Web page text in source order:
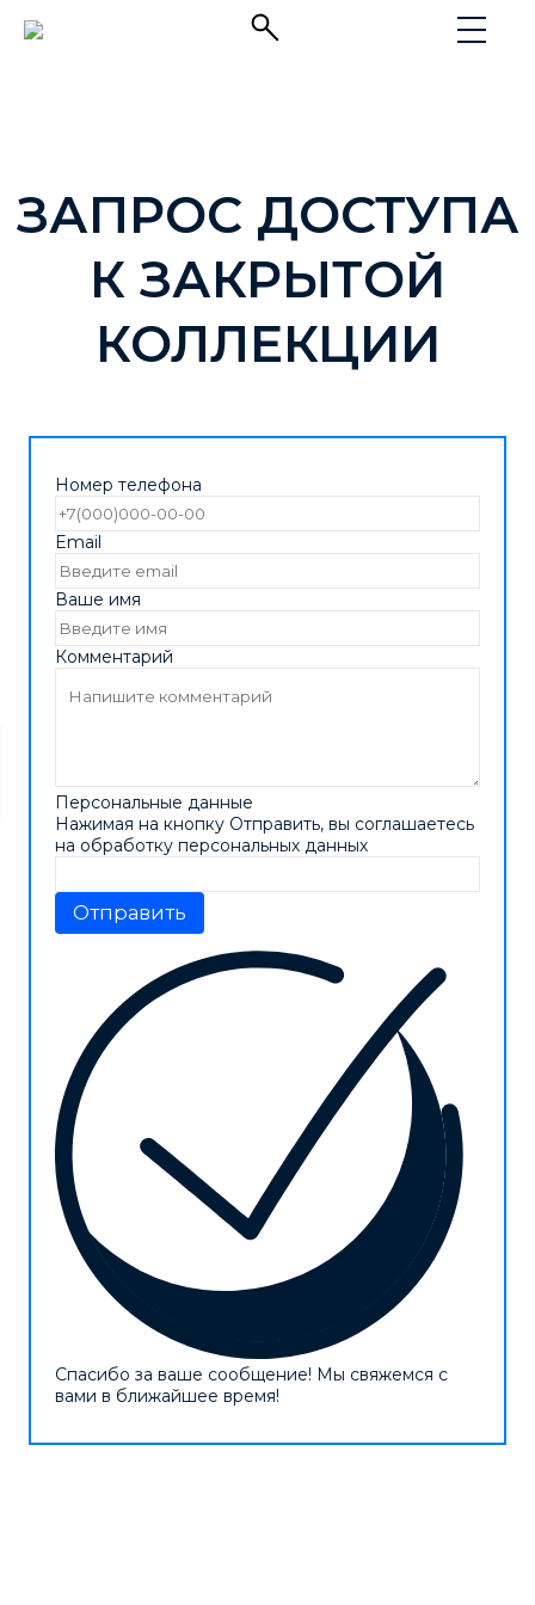
ЗАПРОС ДОСТУПА
К ЗАКРЫТОЙ
КОЛЛЕКЦИИ
Номер телефона
Email
Ваше имя
Комментарий
Персональные данные
Нажимая на кнопку Отправить, вы соглашаетесь
на обработку персональных данных
Отправить
Спасибо за ваше сообщение! Мы свяжемся с
вами в ближайшее время!